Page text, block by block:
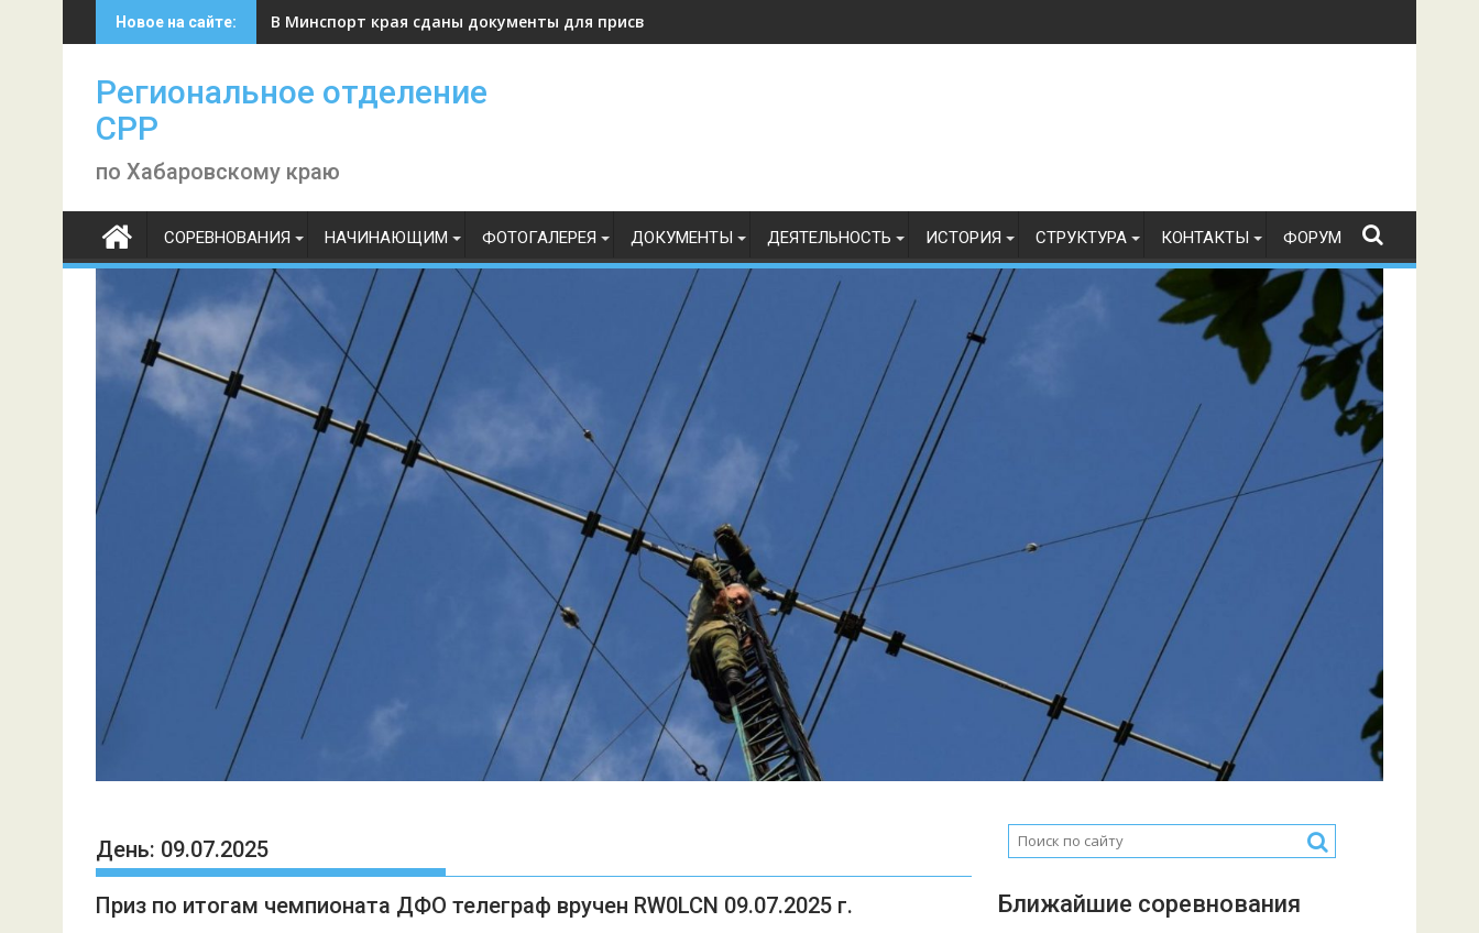
to
Новое на сайте: В Минспорт края сданы документы для присвоения, подтверждения спортивных разрядов по радиоспорту 21.07.2026 г.
Региональное отделение
СРР
по Хабаровскому краю
СОРЕВНОВАНИЯ НАЧИНАЮЩИМ ФОТОГАЛЕРЕЯ ДОКУМЕНТЫ ДЕЯТЕЛЬНОСТЬ ИСТОРИЯ СТРУКТУРА КОНТАКТЫ ФОРУМ
День: 09.07.2025
Приз по итогам чемпионата ДФО телеграф вручен RW0LCN 09.07.2025 г. Ближайшие соревнования